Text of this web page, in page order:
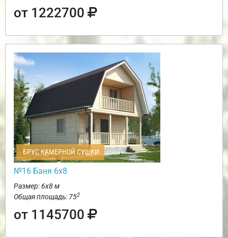
от 1222700
БРУС КАМЕРНОЙ СУШКИ
№16 Баня 6х8
Размер: 6х8 м
Общая площадь: 752
от 1145700